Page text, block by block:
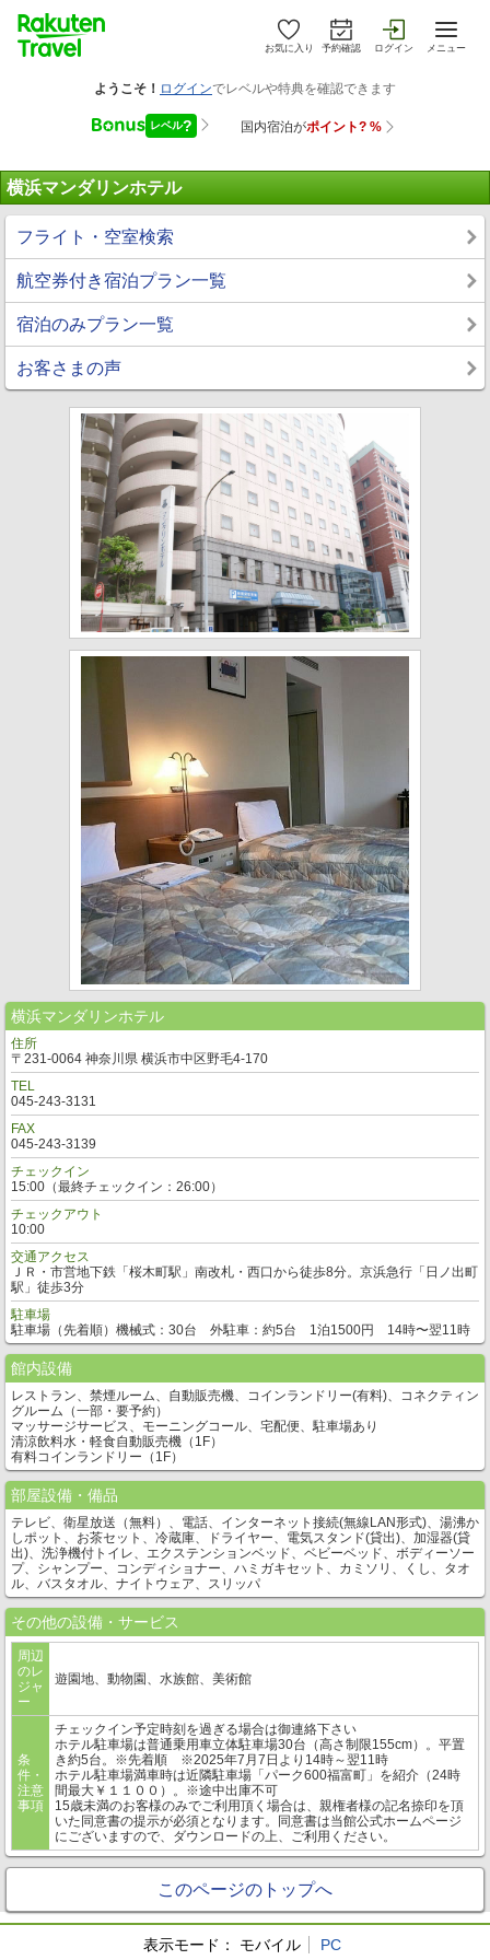
お気に入り 予約確認 ログイン メニュー
横浜マンダリンホテル
フライト・空室検索
航空券付き宿泊プラン一覧
宿泊のみプラン一覧
お客さまの声
横浜マンダリンホテル
住所
〒231-0064 神奈川県 横浜市中区野毛4-170
TEL
045-243-3131
FAX
045-243-3139
チェックイン
15:00（最終チェックイン：26:00）
チェックアウト
10:00
交通アクセス
ＪＲ・市営地下鉄「桜木町駅」南改札・西口から徒歩8分。京浜急行「日ノ出町
駅」徒歩3分
駐車場
駐車場（先着順）機械式：30台 外駐車：約5台 1泊1500円 14時〜翌11時
館内設備
レストラン、禁煙ルーム、自動販売機、コインランドリー(有料)、コネクティン
グルーム（一部・要予約）
マッサージサービス、モーニングコール、宅配便、駐車場あり
清涼飲料水・軽食自動販売機（1F）
有料コインランドリー（1F）
部屋設備・備品
テレビ、衛星放送（無料）、電話、インターネット接続(無線LAN形式)、湯沸か
しポット、お茶セット、冷蔵庫、ドライヤー、電気スタンド(貸出)、加湿器(貸
出)、洗浄機付トイレ、エクステンションベッド、ベビーベッド、ボディーソー
プ、シャンプー、コンディショナー、ハミガキセット、カミソリ、くし、タオ
ル、バスタオル、ナイトウェア、スリッパ
その他の設備・サービス
周辺
のレ
ジャ
ー
遊園地、動物園、水族館、美術館
条
件・
注意
事項
チェックイン予定時刻を過ぎる場合は御連絡下さい
ホテル駐車場は普通乗用車立体駐車場30台（高さ制限155cm）。平置
き約5台。※先着順 ※2025年7月7日より14時～翌11時
ホテル駐車場満車時は近隣駐車場「パーク600福富町」を紹介（24時
間最大￥１１００）。※途中出庫不可
15歳未満のお客様のみでご利用頂く場合は、親権者様の記名捺印を頂
いた同意書の提示が必須となります。同意書は当館公式ホームページ
にございますので、ダウンロードの上、ご利用ください。
このページのトップへ
表示モード： モバイル PC